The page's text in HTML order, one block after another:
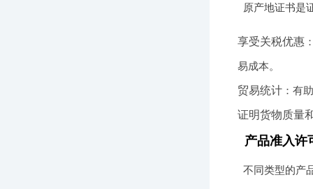
原产地证书是
享受关税优惠
易成本。
贸易统计 ：有
证明货物质量
产品准入许
不同类型的产